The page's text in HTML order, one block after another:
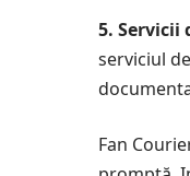
5. Servicii
serviciul
Fan